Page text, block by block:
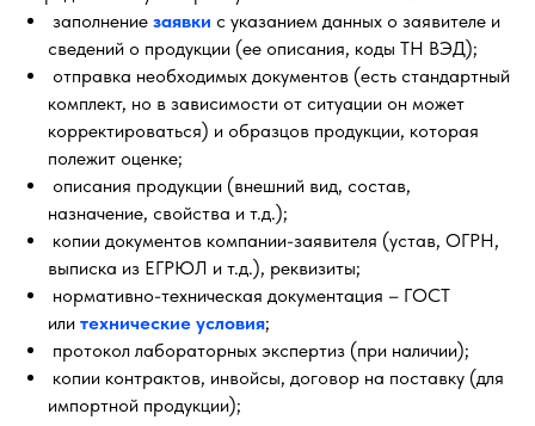
заполнение заявки с указанием данных о заявителе и
сведений о продукции (ее описания, коды ТН ВЭД);
отправка необходимых документов (есть стандартный
комплект, но в зависимости от ситуации он может
корректироваться) и образцов продукции, которая
полежит оценке;
описания продукции (внешний вид, состав,
назначение, свойства и т.д.);
копии документов компании-заявителя (устав, ОГРН,
выписка из ЕГРЮЛ и т.д.), реквизиты;
нормативно-техническая документация – ГОСТ
или технические условия;
протокол лабораторных экспертиз (при наличии);
копии контрактов, инвойсы, договор на поставку (для
импортной продукции);